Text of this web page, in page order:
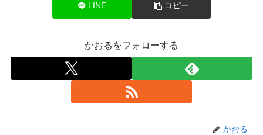
LINE コピー
かおるをフォローする
かおる